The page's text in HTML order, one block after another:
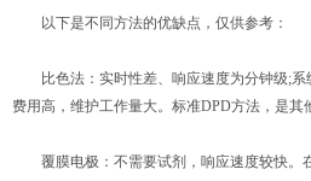
以下是不同方法的优缺点，仅供参考：
比色法：实时性差、响应速度为分钟级;系
费用高，维护工作量大。标准DPD方法，是其
覆膜电极：不需要试剂，响应速度较快。